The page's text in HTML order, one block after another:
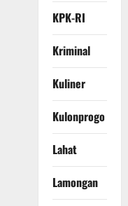
KPK-RI
Kriminal
Kuliner
Kulonprogo
Lahat
Lamongan